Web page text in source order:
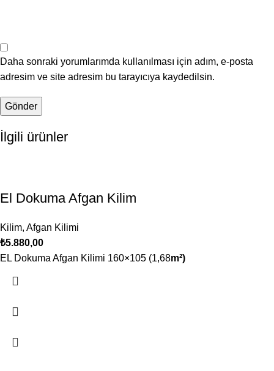
Daha sonraki yorumlarımda kullanılması için adım, e-posta
adresim ve site adresim bu tarayıcıya kaydedilsin.
İlgili ürünler
El Dokuma Afgan Kilim
Kilim, Afgan Kilimi
₺5.880,00
EL Dokuma Afgan Kilimi 160×105 (1,68m²)